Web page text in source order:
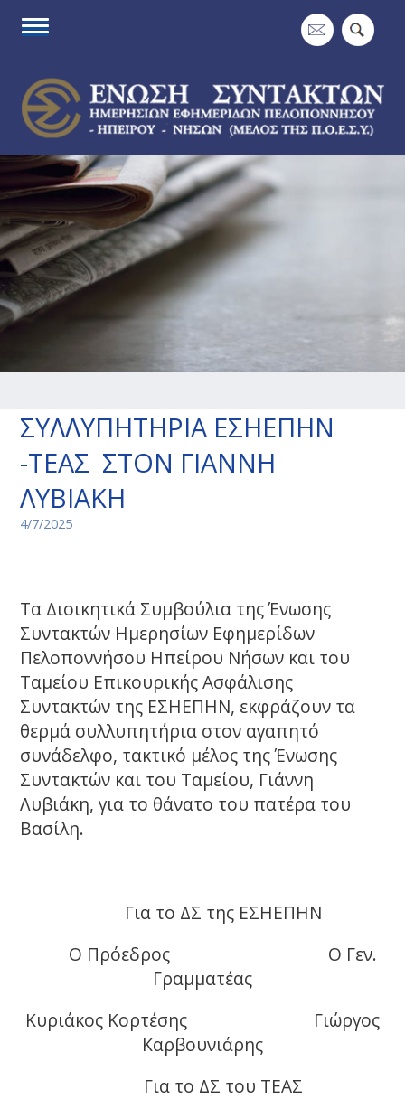
ΣΥΛΛΥΠΗΤΗΡΙΑ ΕΣΗΕΠΗΝ
-ΤΕΑΣ ΣΤΟΝ ΓΙΑΝΝΗ
ΛΥΒΙΑΚΗ
4/7/2025
Τα Διοικητικά Συμβούλια της Ένωσης
Συντακτών Ημερησίων Εφημερίδων
Πελοποννήσου Ηπείρου Νήσων και του
Ταμείου Επικουρικής Ασφάλισης
Συντακτών της ΕΣΗΕΠΗΝ, εκφράζουν τα
θερμά συλλυπητήρια στον αγαπητό
συνάδελφο, τακτικό μέλος της Ένωσης
Συντακτών και του Ταμείου, Γιάννη
Λυβιάκη, για το θάνατο του πατέρα του
Βασίλη.
Για το ΔΣ της ΕΣΗΕΠΗΝ
Ο Πρόεδρος Ο Γεν.
Γραμματέας
Κυριάκος Κορτέσης Γιώργος
Καρβουνιάρης
Για το ΔΣ του ΤΕΑΣ